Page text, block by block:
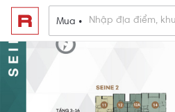
Mua •